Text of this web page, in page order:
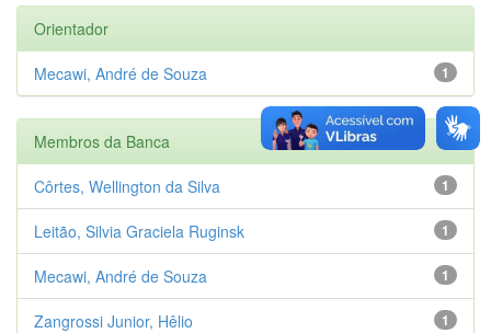
Orientador
1
Mecawi, André de Souza
Membros da Banca
1
Côrtes, Wellington da Silva
1
Leitão, Silvia Graciela Ruginsk
1
Mecawi, André de Souza
1
Zangrossi Junior, Hêlio